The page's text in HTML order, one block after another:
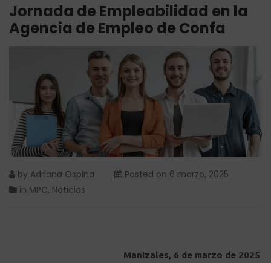
Jornada de Empleabilidad en la
Agencia de Empleo de Confa
by Adriana Ospina Posted on 6 marzo, 2025
in MPC, Noticias
Manizales, 6 de marzo de 2025.